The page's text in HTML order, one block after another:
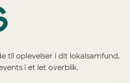
til oplevelser i dit lokalsamfund.
i et let overblik.